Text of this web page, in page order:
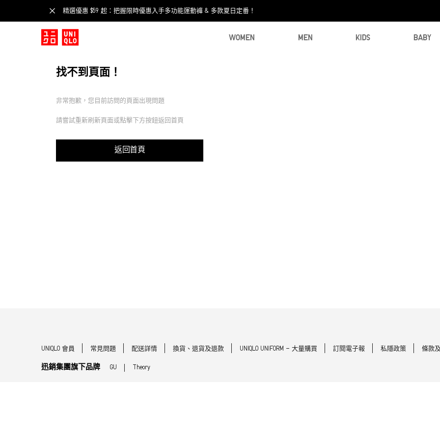
精選優惠 $59 起：把握限時優惠入手多功能運動褲 & 多款夏日定番！​
WOMEN MEN KIDS BABY
找不到頁面！
非常抱歉，您目前訪問的頁面出現問題
請嘗試重新刷新頁面或點擊下方按鈕返回首頁
返回首頁
UNIQLO 會員 常見問題 配送詳情 換貨、退貨及退款 UNIQLO UNIFORM - 大量購買 訂閱電子報 私隱政策 條款
迅銷集團旗下品牌 GU Theory